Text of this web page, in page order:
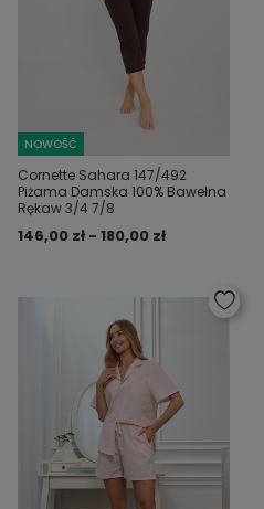
NOWOŚĆ
Cornette Sahara 147/492
Piżama Damska 100% Bawełna
Rękaw 3/4 7/8
146,00 zł - 180,00 zł